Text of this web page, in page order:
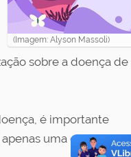
(Imagem: Alyson Massoli)
sobre a doença de
é importante
uma questão de